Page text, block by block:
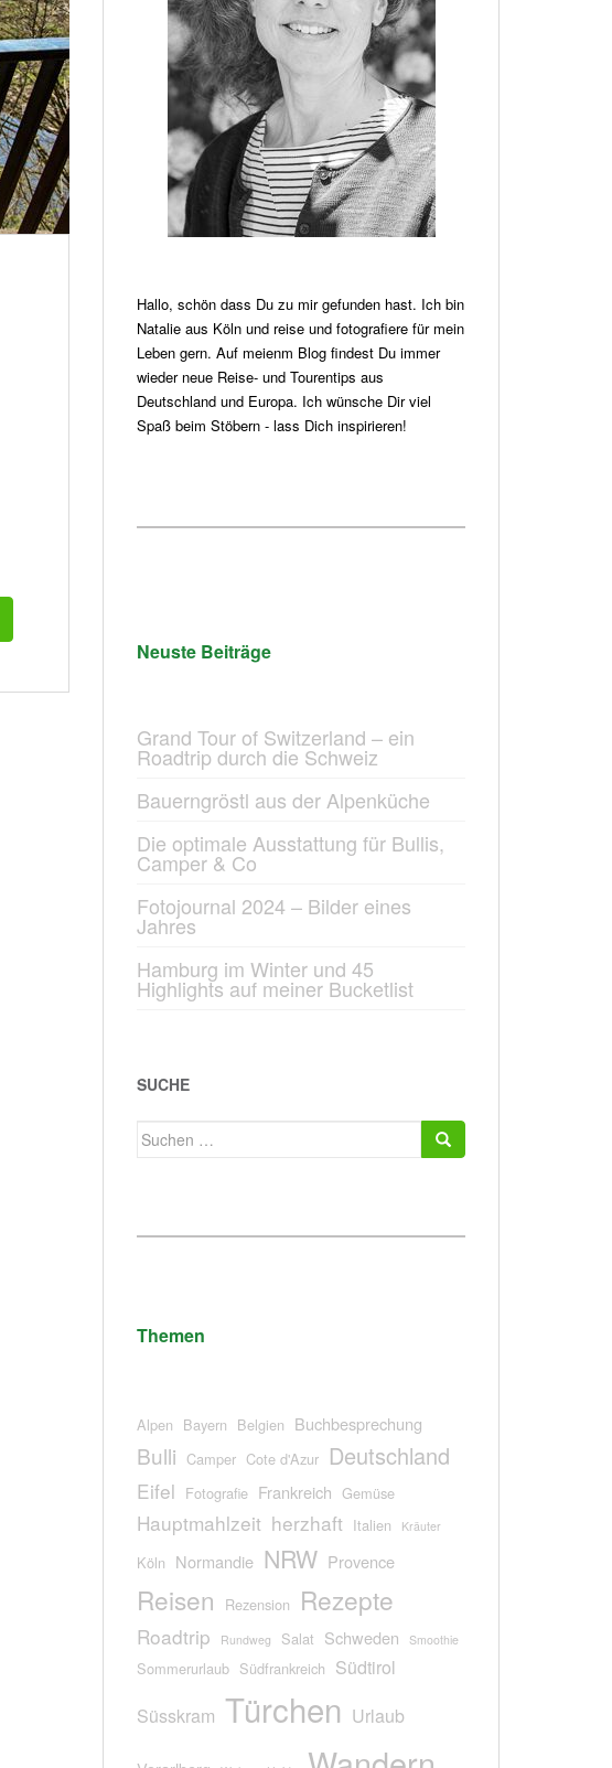
Hallo, schön dass Du zu mir gefunden hast. Ich bin
Natalie aus Köln und reise und fotografiere für mein
Leben gern. Auf meienm Blog findest Du immer
wieder neue Reise- und Tourentips aus
Deutschland und Europa. Ich wünsche Dir viel
Spaß beim Stöbern - lass Dich inspirieren!
Neuste Beiträge
Grand Tour of Switzerland – ein
Roadtrip durch die Schweiz
Bauerngröstl aus der Alpenküche
Die optimale Ausstattung für Bullis,
Camper & Co
Fotojournal 2024 – Bilder eines
Jahres
Hamburg im Winter und 45
Highlights auf meiner Bucketlist
SUCHE
Suchen
Themen
Alpen Bayern Belgien Buchbesprechung
Bulli Camper Cote d'Azur Deutschland
Eifel Fotografie Frankreich Gemüse
Hauptmahlzeit herzhaft Italien Kräuter
Köln Normandie NRW Provence
Reisen Rezension Rezepte
Roadtrip Rundweg Salat Schweden Smoothie
Sommerurlaub Südfrankreich Südtirol
Süsskram Türchen Urlaub